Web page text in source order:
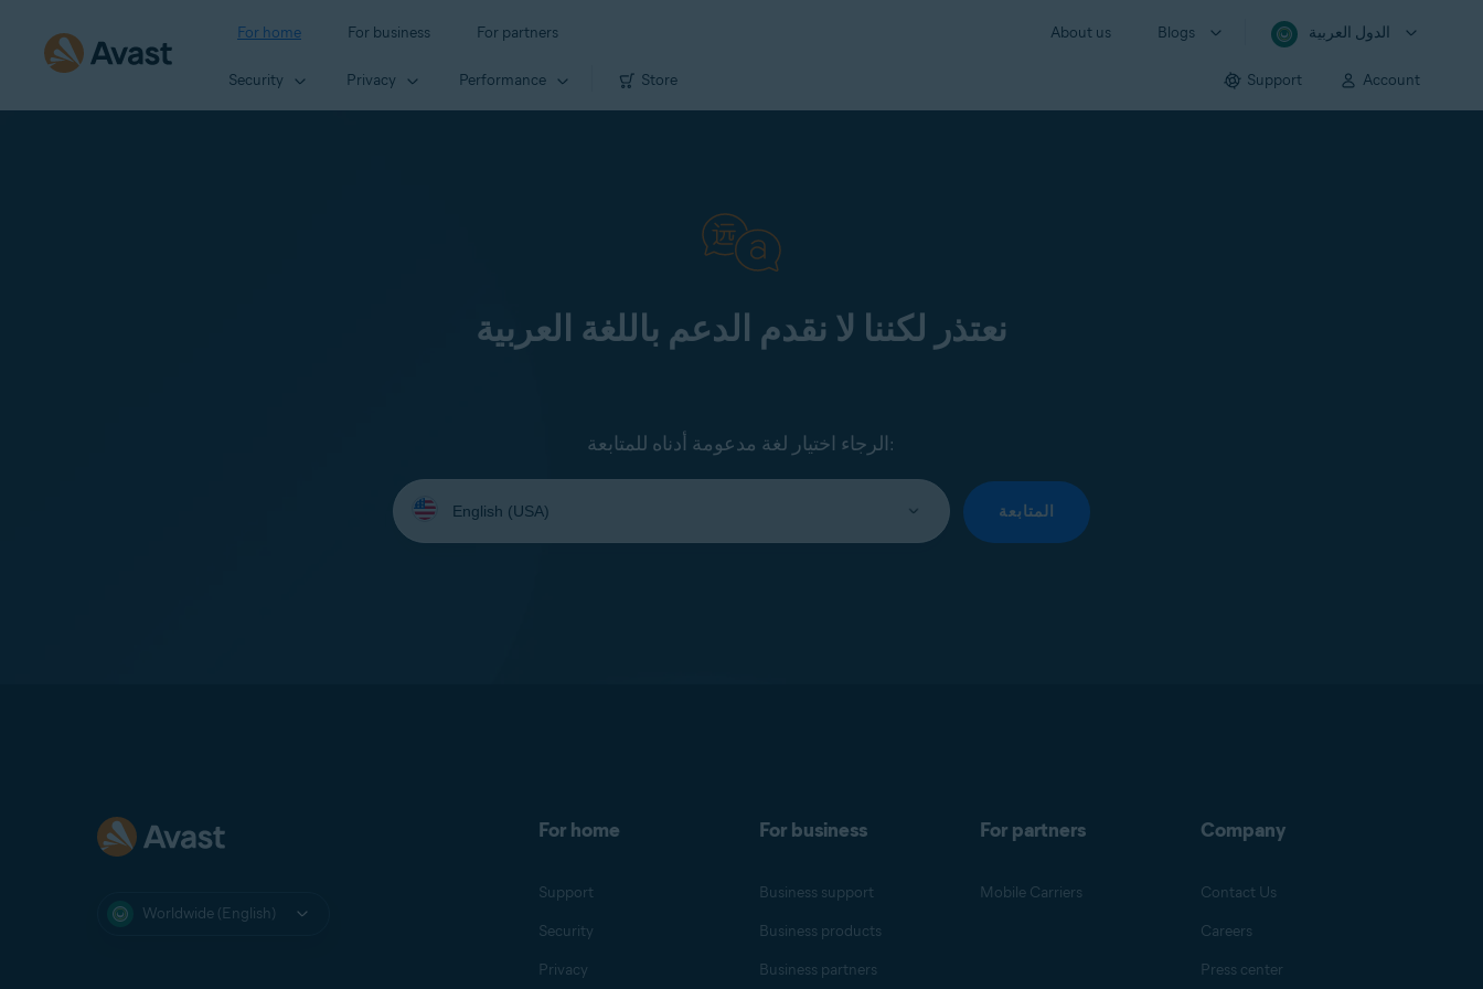
For home For business For partners About us Blogs الدول العربية
Security Privacy Performance Store Support Account
نعتذر لكننا لا نقدم الدعم باللغة العربية
الرجاء اختيار لغة مدعومة أدناه للمتابعة:
Select
your
language:
المتابعة
Worldwide (English)
For home
Support
Security
Privacy
For business
Business support
Business products
Business partners
For partners
Mobile Carriers
Company
Contact Us
Careers
Press center